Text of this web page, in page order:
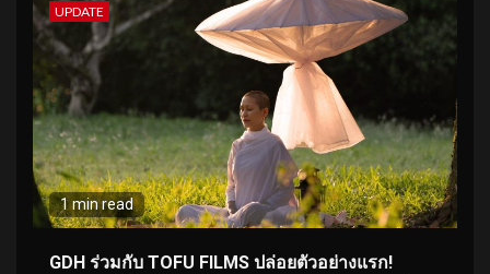
UPDATE
1 min read
GDH ร่วมกับ TOFU FILMS ปล่อยตัวอย่างแรก!